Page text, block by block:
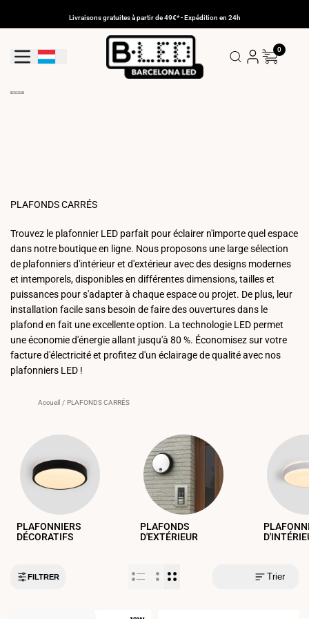
Livraisons gratuites à partir de 49€* - Expédition en 24h
Bouton De Géolocalisation: Luxembourg
0
PLAFONDS CARRÉS
Trouvez le plafonnier LED parfait pour éclairer n'importe quel espace
dans notre boutique en ligne. Nous proposons une large sélection
de plafonniers d'intérieur et d'extérieur avec des designs modernes
et intemporels, disponibles en différentes dimensions, tailles et
puissances pour s'adapter à chaque espace ou projet. De plus, leur
installation facile sans besoin de faire des ouvertures dans le
plafond en fait une excellente option. La technologie LED permet
une économie d'énergie allant jusqu'à 80 %. Économisez sur votre
facture d'électricité et profitez d'un éclairage de qualité avec nos
plafonniers LED !
Accueil / PLAFONDS CARRÉS
PLAFONNIERS
DÉCORATIFS
PLAFONDS
D'EXTÉRIEUR
FILTRER Trier